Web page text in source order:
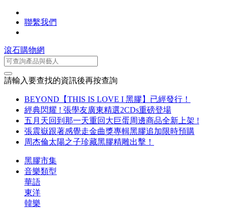
聯繫我們
滾石購物網
請輸入要查找的資訊後再按查詢
BEYOND【THIS IS LOVE I 黑膠】已經發行！
經典閃耀 ! 張學友廣東精選2CDs重磅登場
五月天回到那一天重回大巨蛋周邊商品全新上架 !
張震嶽跟著感覺走金曲獎專輯黑膠追加限時預購
周杰倫太陽之子珍藏黑膠精雕出擊！
黑膠市集
音樂類型
華語
東洋
韓樂